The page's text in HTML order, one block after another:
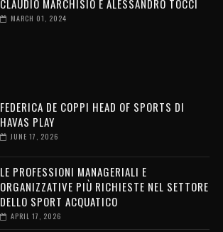
CLAUDIO MARCHISIO E ALESSANDRO TOCCI
MARCH 01, 2024
FEDERICA DE COPPI HEAD OF SPORTS DI
HAVAS PLAY
JUNE 17, 2026
LE PROFESSIONI MANAGERIALI E
ORGANIZZATIVE PIÙ RICHIESTE NEL SETTORE
DELLO SPORT ACQUATICO
APRIL 17, 2026